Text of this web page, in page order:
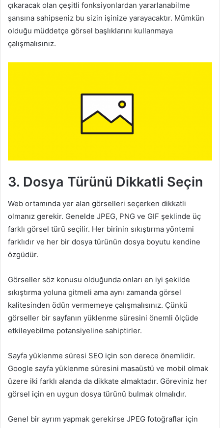
çıkaracak olan çeşitli fonksiyonlardan yararlanabilme
şansına sahipseniz bu sizin işinize yarayacaktır. Mümkün
olduğu müddetçe görsel başlıklarını kullanmaya
çalışmalısınız.
3. Dosya Türünü Dikkatli Seçin
Web ortamında yer alan görselleri seçerken dikkatli
olmanız gerekir. Genelde JPEG, PNG ve GIF şeklinde üç
farklı görsel türü seçilir. Her birinin sıkıştırma yöntemi
farklıdır ve her bir dosya türünün dosya boyutu kendine
özgüdür.
Görseller söz konusu olduğunda onları en iyi şekilde
sıkıştırma yoluna gitmeli ama aynı zamanda görsel
kalitesinden ödün vermemeye çalışmalısınız. Çünkü
görseller bir sayfanın yüklenme süresini önemli ölçüde
etkileyebilme potansiyeline sahiptirler.
Sayfa yüklenme süresi SEO için son derece önemlidir.
Google sayfa yüklenme süresini masaüstü ve mobil olmak
üzere iki farklı alanda da dikkate almaktadır. Göreviniz her
görsel için en uygun dosya türünü bulmak olmalıdır.
Genel bir ayrım yapmak gerekirse JPEG fotoğraflar için